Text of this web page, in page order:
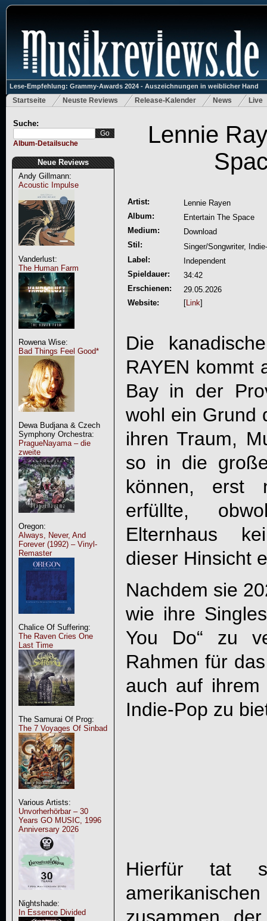
Lese-Empfehlung: Grammy-Awards 2024 - Auszeichnungen in weiblicher Hand
Startseite Neuste Reviews Release-Kalender News Live
Suche:
Album-Detailsuche
Neue Reviews
Andy Gillmann:
Acoustic Impulse
Vanderlust:
The Human Farm
Rowena Wise:
Bad Things Feel Good*
Dewa Budjana & Czech
Symphony Orchestra:
PragueNayama – die
zweite
Oregon:
Always, Never, And
Forever (1992) – Vinyl-
Remaster
Chalice Of Suffering:
The Raven Cries One
Last Time
The Samurai Of Prog:
The 7 Voyages Of Sinbad
Various Artists:
Unvorherhörbar – 30
Years GO MUSIC, 1996
Anniversary 2026
Nightshade:
In Essence Divided
Lennie
Artist:
Lennie Rayen
Album:
Entertain The Space
Medium:
Download
Stil:
Singer/Songwriter,
Label:
Independent
Spieldauer:
34:42
Erschienen:
29.05.2026
Website:
[Link]
Die
RAYEN kommt
Bay in der
wohl ein Grund
ihren Traum,
so in die
können, erst
erfüllte,
Elternhaus
dieser Hinsicht
Nachdem sie
wie ihre
You Do“ zu
Rahmen für
auch auf ihrem
Indie-Pop zu
Hierfür tat
zusammen,